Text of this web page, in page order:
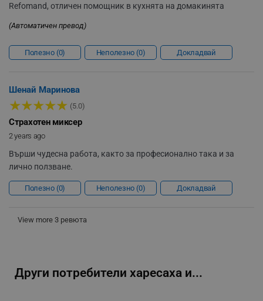
Refomand, отличен помощник в кухнята на домакинята
(Автоматичен превод)
Полезно 0 Неполезно 0 Докладвай
Шенай Маринова
★★★★★ (5.0)
Страхотен миксер
2 years ago
Върши чудесна работа, както за професионално така и за
лично ползване.
Полезно 0 Неполезно 0 Докладвай
View more 3 ревюта
Други потребители харесаха и...
sgfUserUpdateData
rlv_h_fbp
rlv_
rlv_p
.alleop.bg
rlv_s
.alleop.bg
rlv_e_pt
rlv_h_cart